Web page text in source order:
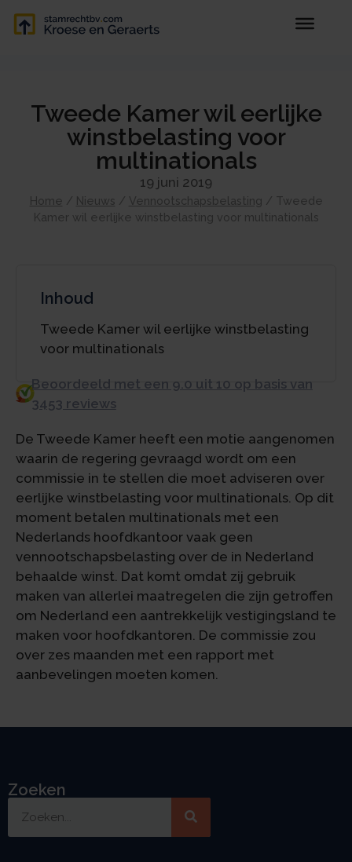
Tweede Kamer wil eerlijke
winstbelasting voor
multinationals
19 juni 2019
Home / Nieuws / Vennootschapsbelasting / Tweede
Kamer wil eerlijke winstbelasting voor multinationals
Inhoud
Tweede Kamer wil eerlijke winstbelasting
voor multinationals
Beoordeeld met een 9.0 uit 10 op basis van
3453 reviews
De Tweede Kamer heeft een motie aangenomen
waarin de regering gevraagd wordt om een
commissie in te stellen die moet adviseren over
eerlijke winstbelasting voor multinationals. Op dit
moment betalen multinationals met een
Nederlands hoofdkantoor vaak geen
vennootschapsbelasting over de in Nederland
behaalde winst. Dat komt omdat zij gebruik
maken van allerlei maatregelen die zijn getroffen
om Nederland een aantrekkelijk vestigingsland te
maken voor hoofdkantoren. De commissie zou
over zes maanden met een rapport met
aanbevelingen moeten komen.
Zoeken